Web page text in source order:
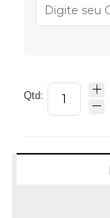
Qtd: